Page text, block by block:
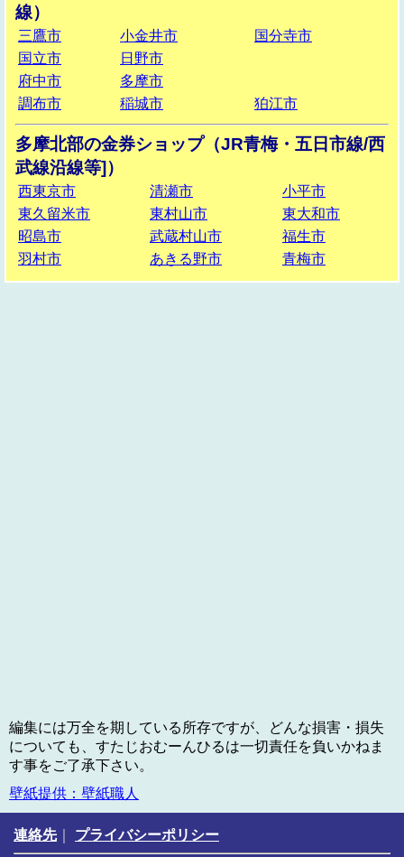
線）
三鷹市 小金井市
国分寺市
国立市
日野市
府中市
多摩市
調布市
稲城市 狛江市
多摩北部の金券ショップ（JR青梅・五日市線/西
武線沿線等]）
西東京市 清瀬市
小平市
東久留米市
東村山市
東大和市
昭島市
武蔵村山市
福生市
羽村市
あきる野市 青梅市
編集には万全を期している所存ですが、どんな損害・損失
についても、すたじおむーんひるは一切責任を負いかねま
す事をご了承下さい。
壁紙提供：壁紙職人
連絡先｜ プライバシーポリシー